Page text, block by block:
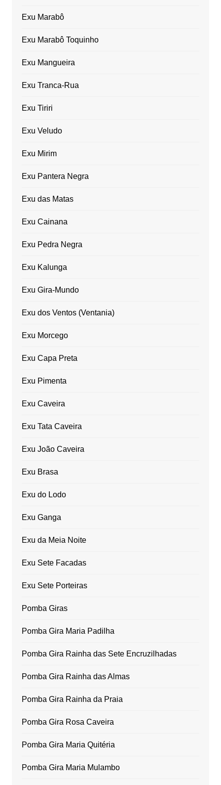
Exu Marabô
Exu Marabô Toquinho
Exu Mangueira
Exu Tranca-Rua
Exu Tiriri
Exu Veludo
Exu Mirim
Exu Pantera Negra
Exu das Matas
Exu Cainana
Exu Pedra Negra
Exu Kalunga
Exu Gira-Mundo
Exu dos Ventos (Ventania)
Exu Morcego
Exu Capa Preta
Exu Pimenta
Exu Caveira
Exu Tata Caveira
Exu João Caveira
Exu Brasa
Exu do Lodo
Exu Ganga
Exu da Meia Noite
Exu Sete Facadas
Exu Sete Porteiras
Pomba Giras
Pomba Gira Maria Padilha
Pomba Gira Rainha das Sete Encruzilhadas
Pomba Gira Rainha das Almas
Pomba Gira Rainha da Praia
Pomba Gira Rosa Caveira
Pomba Gira Maria Quitéria
Pomba Gira Maria Mulambo